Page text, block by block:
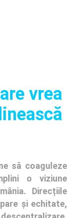
vrea
să coaguleze
o viziune
Direcțiile
și echitate,